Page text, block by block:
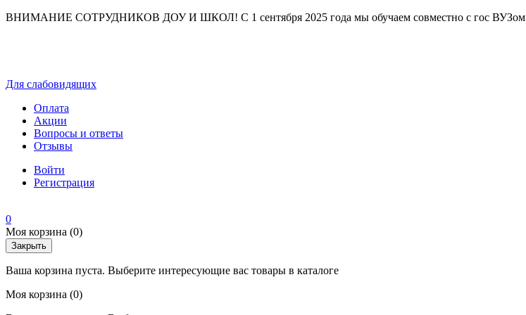
ВНИМАНИЕ СОТРУДНИКОВ ДОУ И ШКОЛ! С 1 сентября 2025 года мы обучаем совместно с гос ВУЗом
Для слабовидящих
Оплата
Акции
Вопросы и ответы
Отзывы
Войти
Регистрация
0
Моя корзина (0)
Закрыть
Ваша корзина пуста. Выберите интересующие вас товары в каталоге
Моя корзина (0)